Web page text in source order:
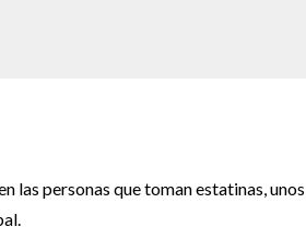
las personas que toman estatinas, unos